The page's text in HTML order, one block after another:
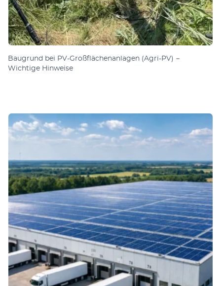
Baugrund bei PV-Großflächenanlagen (Agri-PV) −
Wichtige Hinweise